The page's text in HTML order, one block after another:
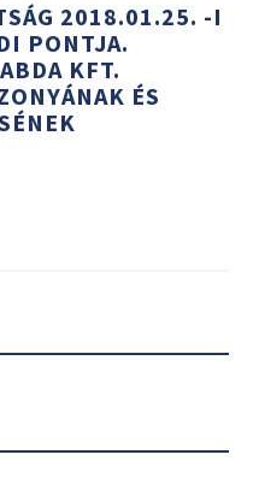
2018.01.25. -I
PONTJA.
KFT.
ÉS